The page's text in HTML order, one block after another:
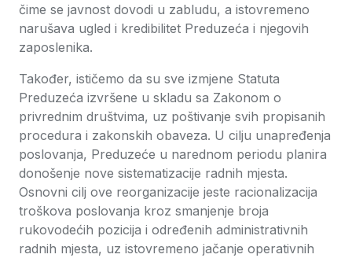
čime se javnost dovodi u zabludu, a istovremeno
narušava ugled i kredibilitet Preduzeća i njegovih
zaposlenika.
Također, ističemo da su sve izmjene Statuta
Preduzeća izvršene u skladu sa Zakonom o
privrednim društvima, uz poštivanje svih propisanih
procedura i zakonskih obaveza. U cilju unapređenja
poslovanja, Preduzeće u narednom periodu planira
donošenje nove sistematizacije radnih mjesta.
Osnovni cilj ove reorganizacije jeste racionalizacija
troškova poslovanja kroz smanjenje broja
rukovodećih pozicija i određenih administrativnih
radnih mjesta, uz istovremeno jačanje operativnih